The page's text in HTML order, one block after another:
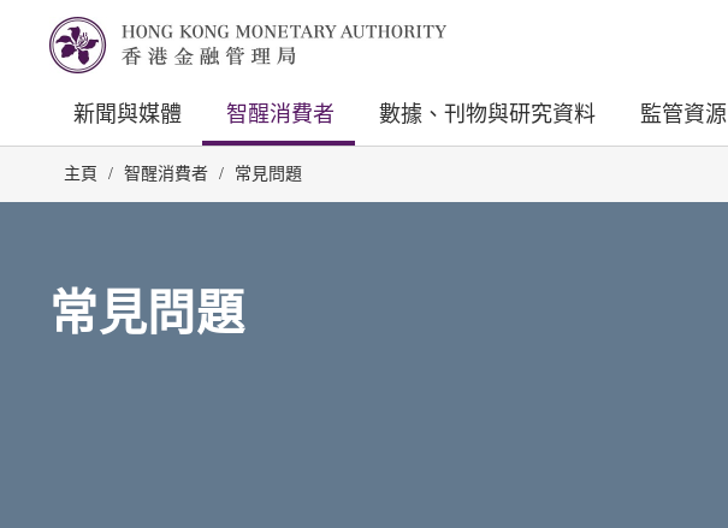
新聞與媒體 智醒消費者 數據、刊物與研究資料 監管資源
主頁 / 智醒消費者 / 常見問題
常見問題